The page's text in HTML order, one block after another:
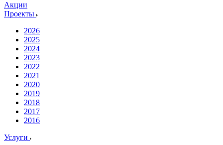
Акции
Проекты
2026
2025
2024
2023
2022
2021
2020
2019
2018
2017
2016
Услуги